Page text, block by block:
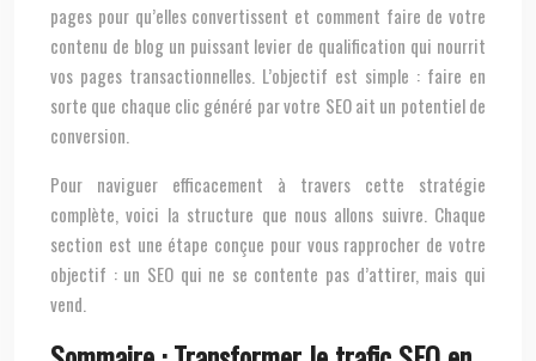
pages pour qu’elles convertissent et comment faire de votre
contenu de blog un puissant levier de qualification qui nourrit
vos pages transactionnelles. L’objectif est simple : faire en
sorte que chaque clic généré par votre SEO ait un potentiel de
conversion.
Pour naviguer efficacement à travers cette stratégie
complète, voici la structure que nous allons suivre. Chaque
section est une étape conçue pour vous rapprocher de votre
objectif : un SEO qui ne se contente pas d’attirer, mais qui
vend.